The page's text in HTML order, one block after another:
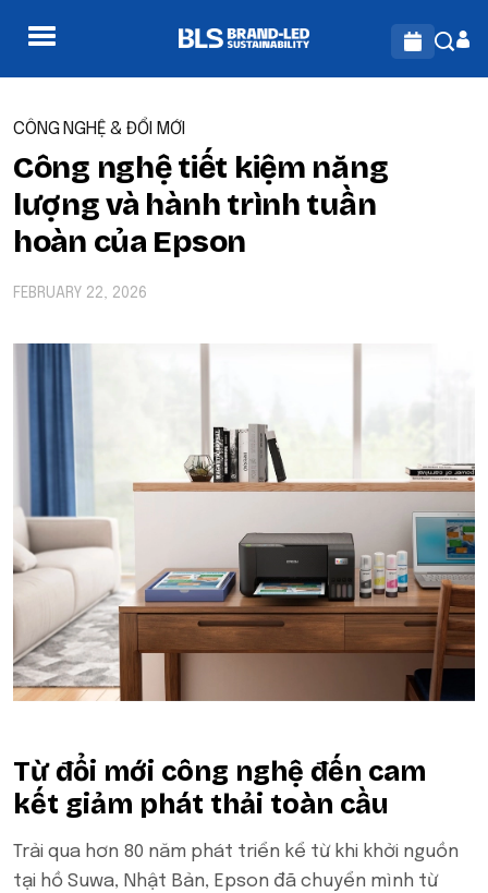
CÔNG NGHỆ & ĐỔI MỚI
Công nghệ tiết kiệm năng
lượng và hành trình tuần
hoàn của Epson
FEBRUARY 22, 2026
Từ đổi mới công nghệ đến cam
kết giảm phát thải toàn cầu
Trải qua hơn 80 năm phát triển kể từ khi khởi nguồn
tại hồ Suwa, Nhật Bản, Epson đã chuyển mình từ